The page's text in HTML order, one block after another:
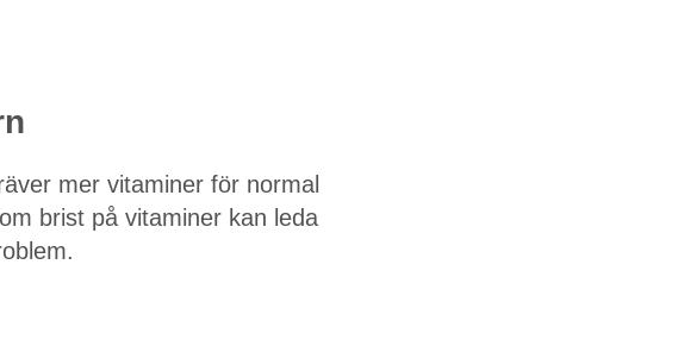
mer vitaminer för normal
brist på vitaminer kan leda